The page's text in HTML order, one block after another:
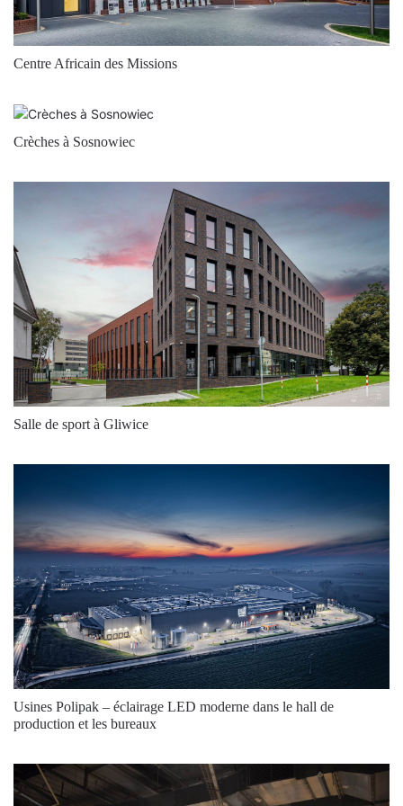
42 5350
42
52
4000
3000
52 4000
3000 6100
52 4000 6550
52 3000 5050
52 4000 5450
52
52 4000 5450
52 3000 6100
52 4000 6550
60 3000 6300
60 3000 6300
60 4000 8100
60
60 4000 6750
Centre Africain des Missions
Crèches à Sosnowiec
Salle de sport à Gliwice
Usines Polipak – éclairage LED moderne dans le hall de
production et les bureaux